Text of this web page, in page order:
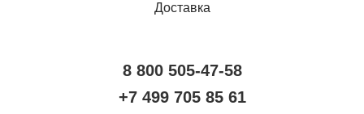
Доставка
8 800 505-47-58
+7 499 705 85 61